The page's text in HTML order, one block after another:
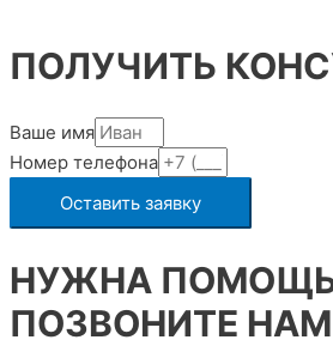
ПОЛУЧИТЬ
Ваше имя
Номер телефона
Оставить заявку
НУЖНА ПОМОЩЬ
ПОЗВОНИТЕ